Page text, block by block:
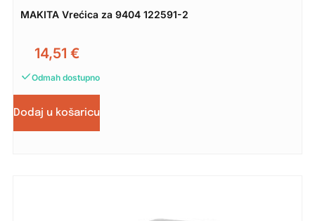
MAKITA Vrećica za 9404 122591-2
14,51 €
Odmah dostupno
Dodaj u košaricu